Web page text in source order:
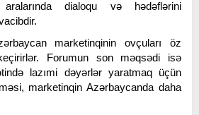
dialoqu və hədəflərini
marketinqinin ovçuları öz
Forumun son məqsədi isə
lazımi dəyərlər yaratmaq üçün
marketinqin Azərbaycanda daha